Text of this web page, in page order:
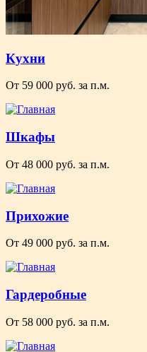
Кухни
От 59 000 руб. за п.м.
Шкафы
От 48 000 руб. за п.м.
Прихожие
От 49 000 руб. за п.м.
Гардеробные
От 58 000 руб. за п.м.